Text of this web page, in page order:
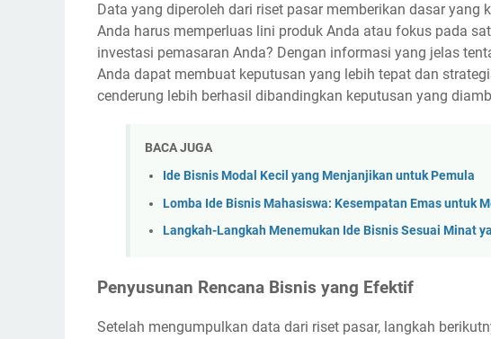
Data yang diperoleh dari riset pasar memberikan dasar
Anda harus memperluas lini produk Anda atau fokus pada
investasi pemasaran Anda? Dengan informasi yang jelas
Anda dapat membuat keputusan yang lebih tepat dan
cenderung lebih berhasil dibandingkan keputusan yang
BACA JUGA
Ide Bisnis Modal Kecil yang Menjanjikan untuk Pemula
Lomba Ide Bisnis Mahasiswa: Kesempatan Emas untuk
Langkah-Langkah Menemukan Ide Bisnis Sesuai Minat
Penyusunan Rencana Bisnis yang Efektif
Setelah mengumpulkan data dari riset pasar, langkah